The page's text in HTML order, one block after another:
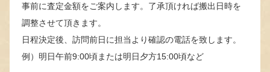
事前に査定金額をご案内します。了承頂ければ搬出日時を
調整させて頂きます。
日程決定後、訪問前日に担当より確認の電話を致します。
例）明日午前9:00頃または明日夕方15:00頃など